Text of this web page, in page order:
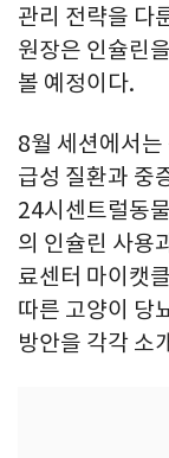
관리 전략을 다
원장은 인슐린
볼 예정이다.
8월 세션에서
급성 질환과 중
24시센트럴동
의 인슐린 사용
료센터 마이캣
따른 고양이 당
방안을 각각 소